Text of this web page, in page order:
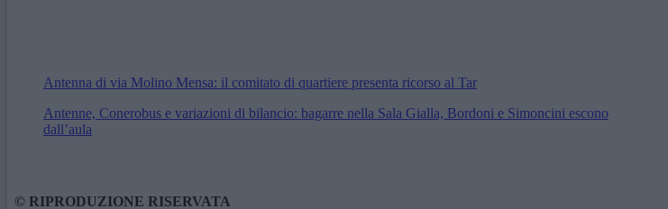
Antenna di via Molino Mensa: il comitato di quartiere presenta ricorso al Tar
Antenne, Conerobus e variazioni di bilancio: bagarre nella Sala Gialla, Bordoni e Simoncini escono
dall’aula
© RIPRODUZIONE RISERVATA